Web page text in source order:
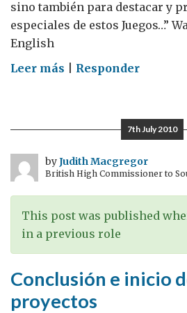
sino también para destacar y
especiales de estos Juegos…”
English
Leer más on
Olímpicos
especiales
Responder
7th July 2010
byJudith Macgregor
British High Commissioner to
This post was published
in a previous role
Conclusión e inicio
proyectos